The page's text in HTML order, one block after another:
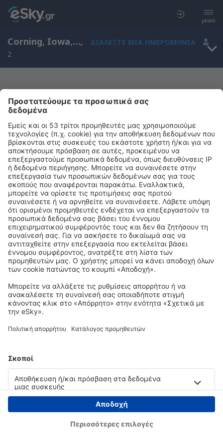
μενού
Corning, Iowa, Ηνωμένες Πολιτείες Αμερικής,
ΔΙΑΛΈΞΤΕ ΜΙΑ ΗΜΕΡΟΜΗΝΊΑ
2
Μας συγχωρείτε, δεν υπάρχουν
αποτελέσματα για την αναζήτησή σας
Προσπαθήστε να κάνετε αναζήτηση με διαφορετικά κριτήρια
Copyright © eSky.gr. Με την επιφύλαξη παντός νομίμου δικαιώματος.